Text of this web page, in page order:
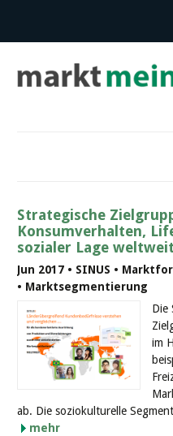
Strategische
Konsumverhalten,
sozialer Lage
Jun 2017 • SINUS •
• Marktsegmentierung
Die
im
ab. Die soziokulturelle
mehr